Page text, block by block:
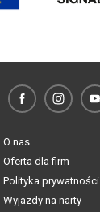
O nas
Oferta dla firm
Polityka prywatności
Wyjazdy na narty